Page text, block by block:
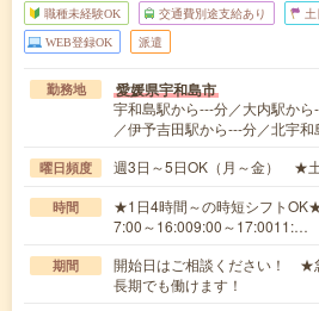
職種未経験OK 交通費別途支給あり
WEB登録OK 派遣
勤務地 愛媛県宇和島市
宇和島駅から---分／大内駅か
／伊予吉田駅から---分／北宇
曜日頻度 週3日～5日OK（月～金） ★
時間
★1日4時間～の時短シフト
7:00～16:009:00～17:0011:…
期間
開始日はご相談ください！ ★
長期でも働けます！